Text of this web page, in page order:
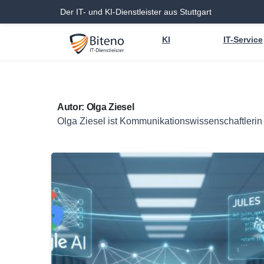
Der IT- und KI-Dienstleister aus Stuttgart
KI IT-Service
Autor: Olga Ziesel
Olga Ziesel ist